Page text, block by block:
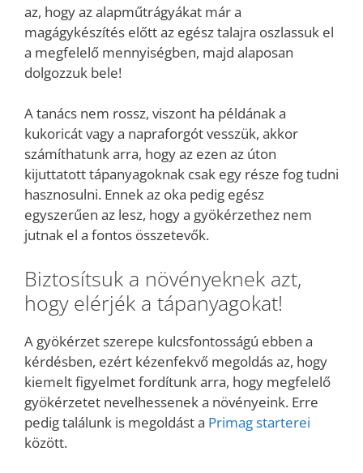
az, hogy az alapműtrágyákat már a
magágykészítés előtt az egész talajra oszlassuk el
a megfelelő mennyiségben, majd alaposan
dolgozzuk bele!
A tanács nem rossz, viszont ha példának a
kukoricát vagy a napraforgót vesszük, akkor
számíthatunk arra, hogy az ezen az úton
kijuttatott tápanyagoknak csak egy része fog tudni
hasznosulni. Ennek az oka pedig egész
egyszerűen az lesz, hogy a gyökérzethez nem
jutnak el a fontos összetevők.
Biztosítsuk a növényeknek azt,
hogy elérjék a tápanyagokat!
A gyökérzet szerepe kulcsfontosságú ebben a
kérdésben, ezért kézenfekvő megoldás az, hogy
kiemelt figyelmet fordítunk arra, hogy megfelelő
gyökérzetet nevelhessenek a növényeink. Erre
pedig találunk is megoldást a Primag starterei
között.